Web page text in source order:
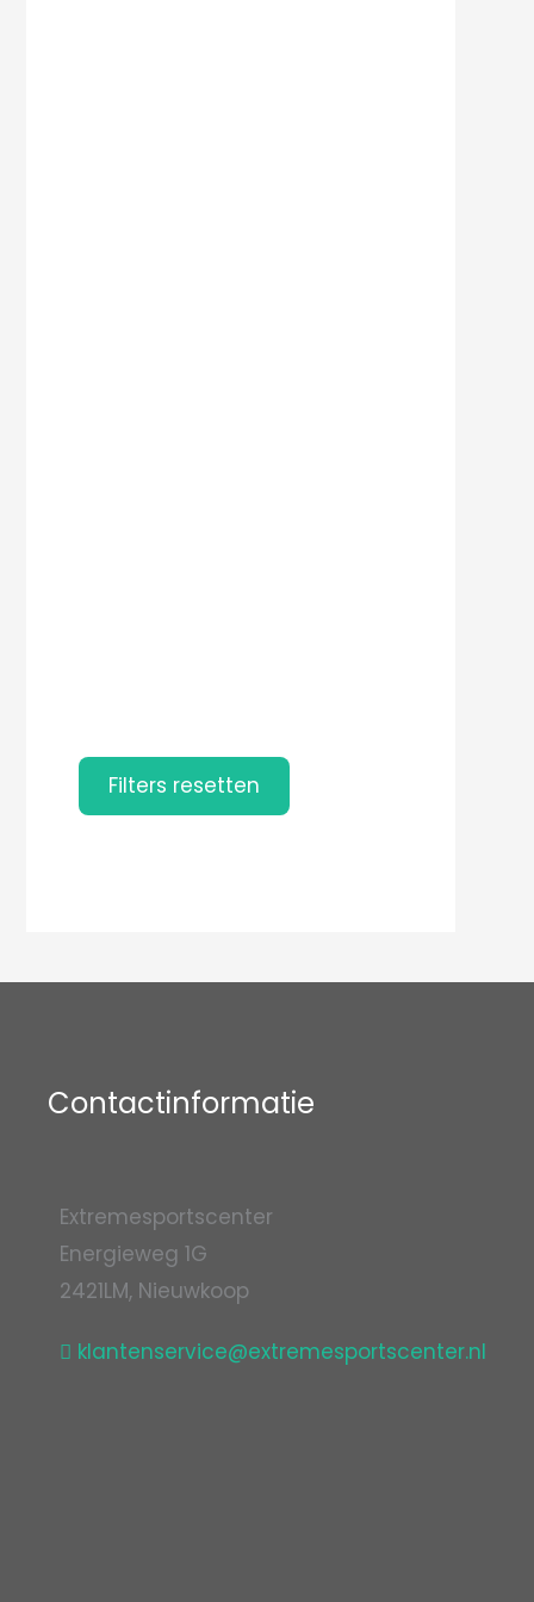
Filters resetten
Contactinformatie
Extremesportscenter
Energieweg 1G
2421LM, Nieuwkoop
klantenservice@extremesportscenter.nl